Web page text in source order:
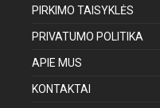
PIRKIMO TAISYKLĖS
PRIVATUMO POLITIKA
APIE MUS
KONTAKTAI